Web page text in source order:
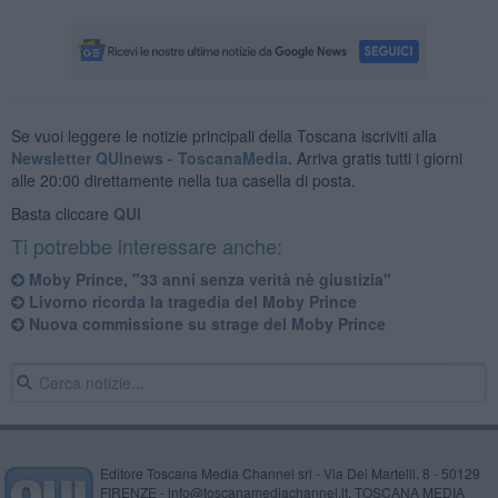
Se vuoi leggere le notizie principali della Toscana iscriviti alla
Newsletter QUInews - ToscanaMedia. Arriva gratis tutti i giorni
alle 20:00 direttamente nella tua casella di posta.
Basta cliccare QUI
Ti potrebbe interessare anche:
Moby Prince, "33 anni senza verità nè giustizia"
Livorno ricorda la tragedia del Moby Prince
Nuova commissione su strage del Moby Prince
Editore Toscana Media Channel srl - Via Dei Martelli, 8 - 50129
FIRENZE - info@toscanamediachannel.it. TOSCANA MEDIA